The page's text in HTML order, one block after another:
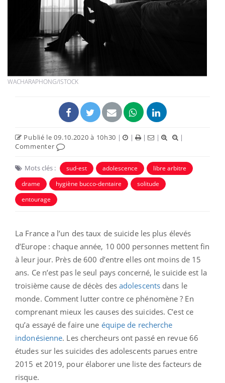
WACHARAPHONG/ISTOCK
Publié le 09.10.2020 à 10h30 | | | |
|
Commenter
Mots clés : sud-est adolescence
libre arbitre
drame
hygiène bucco-dentaire
solitude
entourage
La France a l’un des taux de suicide les plus élevés
d’Europe : chaque année, 10 000 personnes mettent fin
à leur jour. Près de 600 d’entre elles ont moins de 15
ans. Ce n’est pas le seul pays concerné, le suicide est la
troisième cause de décès des adolescents dans le
monde. Comment lutter contre ce phénomène ? En
comprenant mieux les causes des suicides. C’est ce
qu’a essayé de faire une équipe de recherche
indonésienne. Les chercheurs ont passé en revue 66
études sur les suicides des adolescents parues entre
2015 et 2019, pour élaborer une liste des facteurs de
risque.